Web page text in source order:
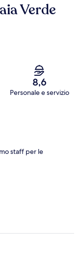
Verde
8,6
Personale e servizio
staff per le